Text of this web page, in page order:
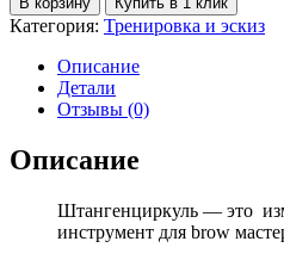
Категория: Тренировка и эскиз
Описание
Детали
Отзывы (0)
Описание
Штангенциркуль — это
инструмент для brow